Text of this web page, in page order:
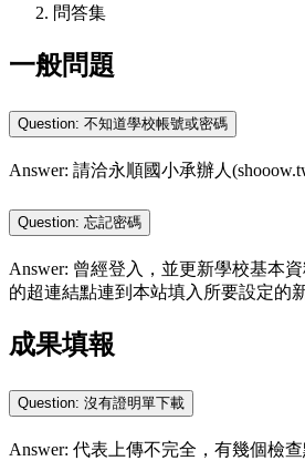
問答集
一般問題
Question: 不知道學校帳號或密碼
Answer: 請洽永順國小承辦人
Question: 忘記密碼
Answer: 曾經登入，並更新學校基本
的超連結點連到本站填入所要設定的
成果填報
Question: 沒有證明單下載
Answer: 代表上傳不完全，有幾個檢